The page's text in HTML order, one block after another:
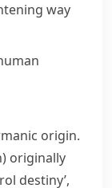
way
origin.
originally
destiny’,